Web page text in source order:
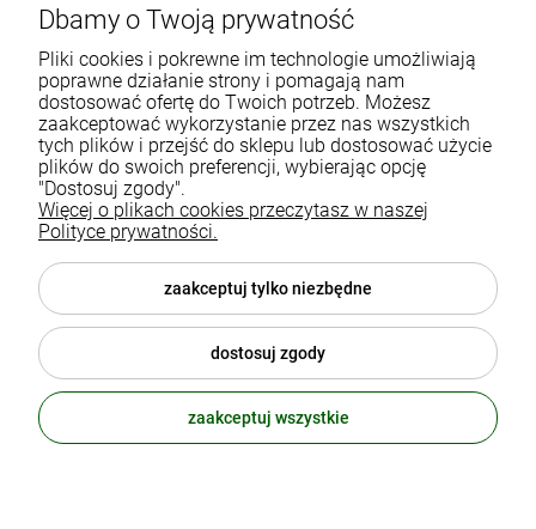
Gdańska 60
90-616 Łódź
790 727 174
sklep@eko-familia.pl
Informacje o sklepie
Suplementy diety
Popularne kategorie
Moje konto
Zasubskrybuj nasz newsletter
i otrzymaj5% rabatu na zakupy.
Twój email
Dbamy o Twoją prywatność
Pliki cookies i pokrewne im technologie umożliwiają
poprawne działanie strony i pomagają nam
dostosować ofertę do Twoich potrzeb. Możesz
zaakceptować wykorzystanie przez nas wszystkich
tych plików i przejść do sklepu lub dostosować użycie
plików do swoich preferencji, wybierając opcję
"Dostosuj zgody".
Więcej o plikach cookies przeczytasz w naszej
Polityce prywatności.
zaakceptuj tylko niezbędne
dostosuj zgody
zaakceptuj wszystkie